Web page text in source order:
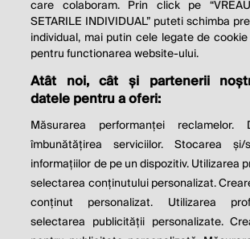
© 2026 Profit.ro. Toate drepturile
Dezvoltat de1616.ro
Contact Publicitate
Politica de cookie
confidențialitate
Setări
este
care colaboram. Prin click pe
SETARILE INDIVIDUAL” puteti schimba
individual, mai putin cele legate de
pentru functionarea website-ului.
Atât noi, cât și partenerii
datele pentru a oferi:
Măsurarea performanței reclamelor.
îmbunătățirea serviciilor. Stocarea și/
informațiilor de pe un dispozitiv. Utilizarea
selectarea conținutului personalizat.
conținut personalizat. Utilizarea
selectarea publicității personalizate.